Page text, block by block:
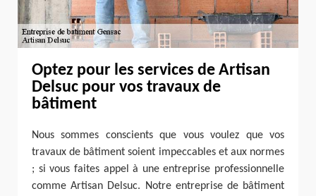
Optez pour les services de Artisan
Delsuc pour vos travaux de
bâtiment
Nous sommes conscients que vous voulez que vos
travaux de bâtiment soient impeccables et aux normes
; si vous faites appel à une entreprise professionnelle
comme Artisan Delsuc. Notre entreprise de bâtiment